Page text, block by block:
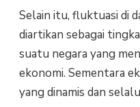
Selain itu, fluktuasi di
diartikan sebagai
suatu negara yang
ekonomi. Sementara
yang dinamis dan